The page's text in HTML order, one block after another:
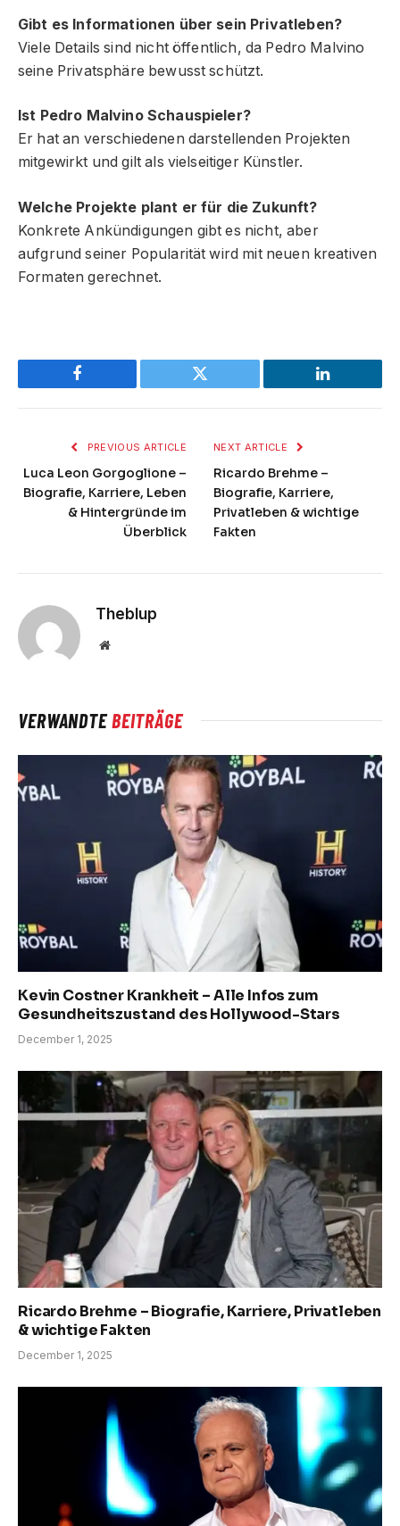
Gibt es Informationen über sein Privatleben?
Viele Details sind nicht öffentlich, da Pedro Malvino
seine Privatsphäre bewusst schützt.
Ist Pedro Malvino Schauspieler?
Er hat an verschiedenen darstellenden Projekten
mitgewirkt und gilt als vielseitiger Künstler.
Welche Projekte plant er für die Zukunft?
Konkrete Ankündigungen gibt es nicht, aber
aufgrund seiner Popularität wird mit neuen kreativen
Formaten gerechnet.
Facebook Twitter LinkedIn
PREVIOUS ARTICLE
Luca Leon Gorgoglione –
Biografie, Karriere, Leben
& Hintergründe im
Überblick
NEXT ARTICLE
Ricardo Brehme –
Biografie, Karriere,
Privatleben & wichtige
Fakten
Theblup
Website
VERWANDTEBEITRÄGE
Kevin Costner Krankheit – Alle Infos zum
Gesundheitszustand des Hollywood-Stars
December 1, 2025
Ricardo Brehme – Biografie, Karriere, Privatleben
& wichtige Fakten
December 1, 2025